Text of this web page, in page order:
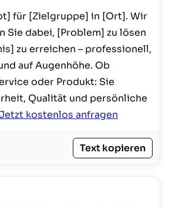
Sie dabei, [Problem] zu lösen
zu erreichen – professionell,
auf Augenhöhe. Ob
oder Produkt: Sie
Qualität und persönliche
kostenlos anfragen
Text kopieren